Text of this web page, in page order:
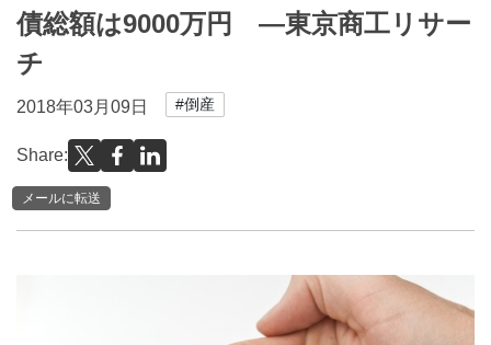
債総額は9000万円 ―東京商工リサー
チ
2018年03月09日 #倒産
Share:
メールに転送